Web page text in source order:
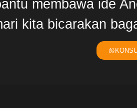
membawa ide
kita bicarakan